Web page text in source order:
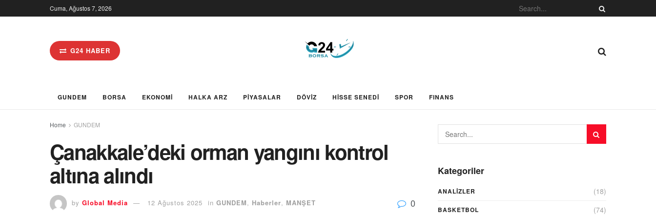
Cuma, Ağustos 7, 2026
G24 HABER
GUNDEM BORSA EKONOMİ HALKA ARZ PİYASALAR DÖVİZ HİSSE SENEDİ SPOR FINANS
Home GUNDEM
Çanakkale’deki orman yangını kontrol
altına alındı
by Global Media 12 Ağustos 2025 in GUNDEM, Haberler, MANŞET 0
Kategoriler
ANALIZLER (18)
BASKETBOL (74)